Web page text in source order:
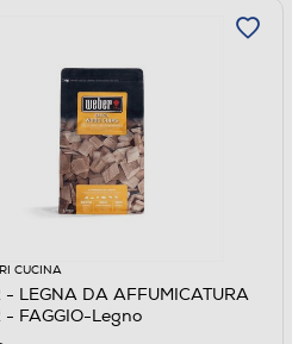
CUCINA
- LEGNA DA AFFUMICATURA
- FAGGIO-Legno